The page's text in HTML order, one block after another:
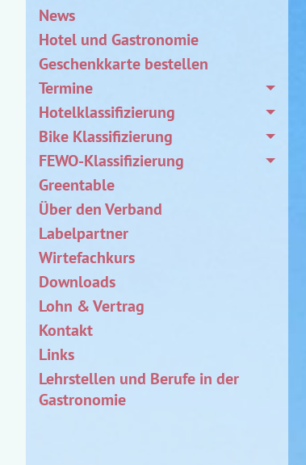
News
Hotel und Gastronomie
Geschenkkarte bestellen
Termine
Hotelklassifizierung
Bike Klassifizierung
FEWO-Klassifizierung
Greentable
Über den Verband
Labelpartner
Wirtefachkurs
Downloads
Lohn & Vertrag
Kontakt
Links
Lehrstellen und Berufe in der
Gastronomie